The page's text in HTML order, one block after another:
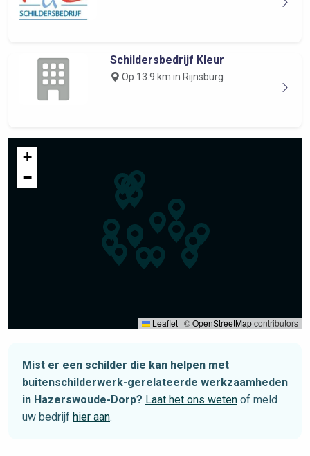
Schildersbedrijf Kleur
Op 13.9 km in Rijnsburg
+
−
Leaflet | ©OpenStreetMapcontributors
Mist er een schilder die kan helpen met
buitenschilderwerk-gerelateerde werkzaamheden
in Hazerswoude-Dorp? Laat het ons weten of meld
uw bedrijf hier aan.